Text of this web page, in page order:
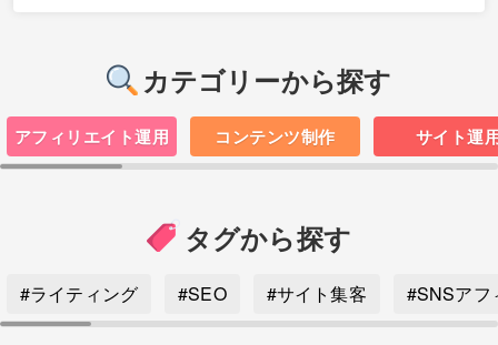
カテゴリーから探す
アフィリエイト運用 コンテンツ制作 サイト運
タグから探す
#ライティング #SEO #サイト集客 #SNSアフ